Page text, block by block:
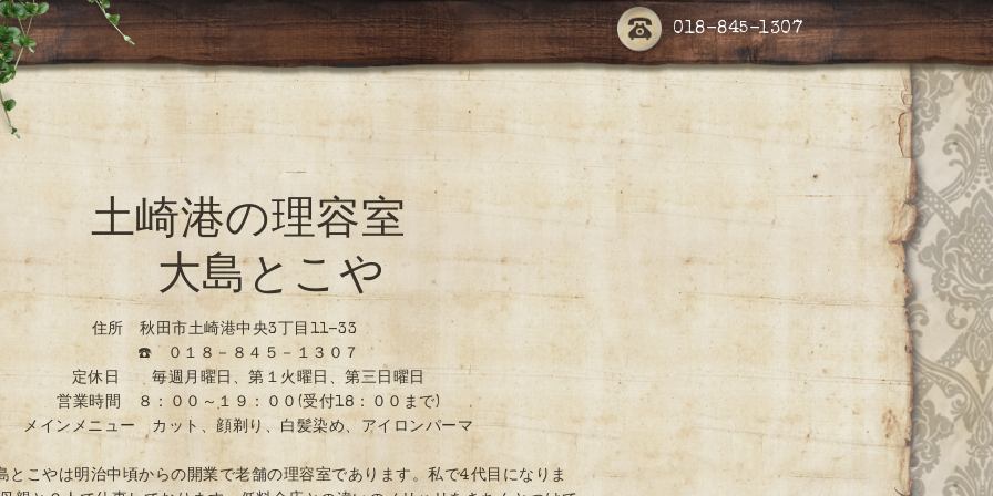
018-845-1307
土崎港の理容室
大島とこや
住所 秋田市土崎港中央3丁目11-33
☎️ ０１８－８４５－１３０７
定休日 毎週月曜日、第１火曜日、第三日曜日
営業時間 ８：００～１９：００(受付18：００まで)
メインメニュー カット、顔剃り、白髪染め、アイロンパーマ
とこやは明治中頃からの開業で老舗の理容室であります。私で4代目になりま